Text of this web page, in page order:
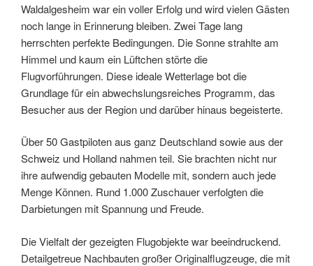
Waldalgesheim war ein voller Erfolg und wird vielen Gästen
noch lange in Erinnerung bleiben. Zwei Tage lang
herrschten perfekte Bedingungen. Die Sonne strahlte am
Himmel und kaum ein Lüftchen störte die
Flugvorführungen. Diese ideale Wetterlage bot die
Grundlage für ein abwechslungsreiches Programm, das
Besucher aus der Region und darüber hinaus begeisterte.
Über 50 Gastpiloten aus ganz Deutschland sowie aus der
Schweiz und Holland nahmen teil. Sie brachten nicht nur
ihre aufwendig gebauten Modelle mit, sondern auch jede
Menge Können. Rund 1.000 Zuschauer verfolgten die
Darbietungen mit Spannung und Freude.
Die Vielfalt der gezeigten Flugobjekte war beeindruckend.
Detailgetreue Nachbauten großer Originalflugzeuge, die mit